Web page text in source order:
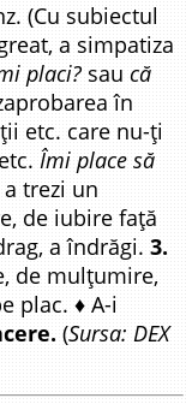
(Cu subiectul
a simpatiza
placi? saucă
în
etc. care nu-ți
Îmi place să
a trezi un
de iubire față
a îndrăgi.3.
de mulțumire,
plac. ♦ A-i
(Sursa: DEX